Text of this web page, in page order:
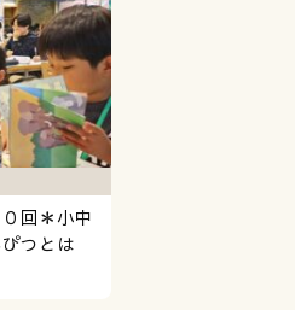
回＊小中
つとは